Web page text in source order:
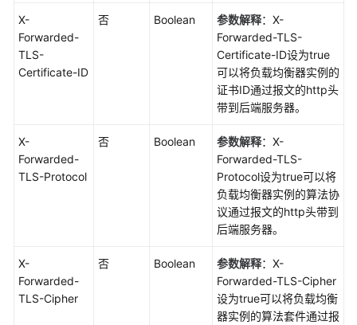
X-
Forwarded-
TLS-
Certificate-ID
否 Boolean 参数解释：X-
Forwarded-TLS-
Certificate-ID设为true
可以将负载均衡器实例的
证书ID通过报文的http头
带到后端服务器。
X-
Forwarded-
TLS-Protocol
否 Boolean 参数解释：X-
Forwarded-TLS-
Protocol设为true可以将
负载均衡器实例的算法协
议通过报文的http头带到
后端服务器。
X-
Forwarded-
TLS-Cipher
否 Boolean 参数解释：X-
Forwarded-TLS-Cipher
设为true可以将负载均衡
器实例的算法套件通过报